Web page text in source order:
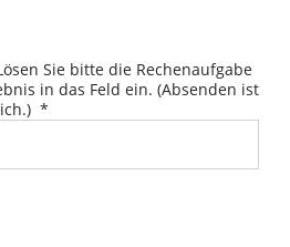
Sie bitte die Rechenaufgabe
in das Feld ein. (Absenden ist
*